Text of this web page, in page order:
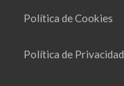
Política de Cookies
Política de Privacidad